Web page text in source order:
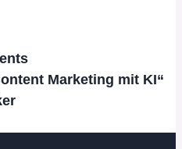
Marketing mit KI“